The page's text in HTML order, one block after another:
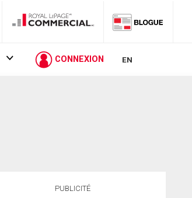
CONNEXION EN
PUBLICITÉ